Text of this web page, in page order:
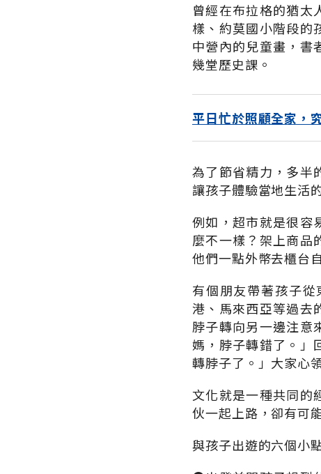
曾經在布拉格的猶太
樣、約莫國小階段的
中營內的兒童畫，書
幾堂歷史課。
平日忙於照顧全家，
為了節省精力，多半
讓孩子體驗當地生活
例如，超市就是很容
麼不一樣？架上商品
他們一點外幣去櫃台
有個朋友帶著孩子
港、馬來西亞等過去
脖子轉向另一邊注意
媽，脖子轉錯了。」
轉脖子了。」大家心
文化就是一種共同的
伙一起上路，卻有可
與孩子出遊的六個小